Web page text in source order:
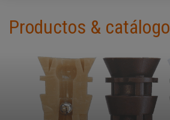
Productos & catálogo